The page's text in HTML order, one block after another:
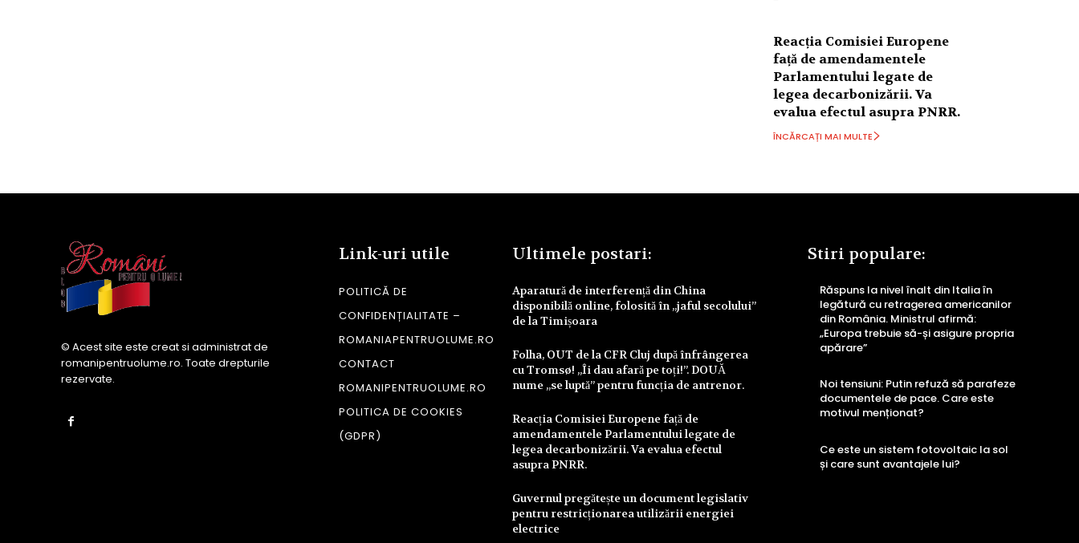
Reacția Comisiei Europene
față de amendamentele
Parlamentului legate de
legea decarbonizării. Va
evalua efectul asupra PNRR.
ÎNCĂRCAȚI MAI MULTE
© Acest site este creat si administrat de
romanipentruolume.ro. Toate drepturile
rezervate.
Link-uri utile
POLITICĂ DE
CONFIDENȚIALITATE –
ROMANIAPENTRUOLUME.RO
CONTACT
ROMANIPENTRUOLUME.RO
POLITICA DE COOKIES
(GDPR)
Ultimele postari:
Aparatură de interferență din China
disponibilă online, folosită în „jaful secolului”
de la Timișoara
Folha, OUT de la CFR Cluj după înfrângerea
cu Tromsø! „Îi dau afară pe toți!”. DOUĂ
nume „se luptă” pentru funcția de antrenor.
Reacția Comisiei Europene față de
amendamentele Parlamentului legate de
legea decarbonizării. Va evalua efectul
asupra PNRR.
Guvernul pregătește un document legislativ
pentru restricționarea utilizării energiei
electrice
Stiri populare:
Răspuns la nivel înalt din Italia în
legătură cu retragerea americanilor
din România. Ministrul afirmă:
„Europa trebuie să-și asigure propria
apărare”
Noi tensiuni: Putin refuză să parafeze
documentele de pace. Care este
motivul menționat?
Ce este un sistem fotovoltaic la sol
și care sunt avantajele lui?